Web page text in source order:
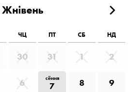
Жнівень
ЧЦ ПТ СБ НД
30 31 1 2
6 сёння
7 8 9